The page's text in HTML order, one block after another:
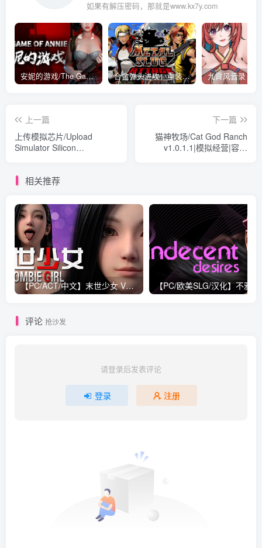
如果有解压密码，那就是www.kx7y.com
安妮的游戏/The Game of Annie v0.99981|射击动作|容量14.6GB|免安装绿色中文版 合金弹头进攻：重装上阵/METAL SLUG ATTACK RELOADED Build.16214511|策略模拟|容量2.7GB|免安装绿色中文版
上一篇
上传模拟芯片/Upload
Simulator Silicon
下一篇
猫神牧场/Cat God Ranch
v1.0.1.1|模拟经营|容量
相关推荐
【PC/ACT/中文】末世少女 V1.1.1.0 STEAM官方中文版【创意MOD/16.6G】
评论 抢沙发
请登录后发表评论
登录 注册